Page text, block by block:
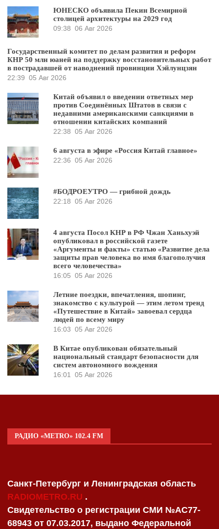
ЮНЕСКО объявила Пекин Всемирной
столицей архитектуры на 2029 год
09:38 06 Авг 2026
Государственный комитет по делам развития и реформ
КНР 50 млн юаней на поддержку восстановительных работ
в пострадавшей от наводнений провинции Хэйлунцзян
22:39 05 Авг 2026
Китай объявил о введении ответных мер
против Соединённых Штатов в связи с
недавними американскими санкциями в
отношении китайских компаний
22:38 05 Авг 2026
6 августа в эфире «Россия Китай главное»
22:36 05 Авг 2026
#БОДРОЕУТРО — грибной дождь
22:18 05 Авг 2026
4 августа Посол КНР в РФ Чжан Ханьхуэй
опубликовал в российской газете
«Аргументы и факты» статью «Развитие дела
защиты прав человека во имя благополучия
всего человечества»
16:05 05 Авг 2026
Летние поездки, впечатления, шопинг,
знакомство с культурой — этим летом тренд
«Путешествие в Китай» завоевал сердца
людей по всему миру
16:03 05 Авг 2026
В Китае опубликован обязательный
национальный стандарт безопасности для
систем автономного вождения
16:01
05 Авг 2026
РАДИО «METRO» 102.4 FM
Санкт-Петербург и Ленинградская область
RADIOMETRO.RU .
Свидетельство о регистрации СМИ №AC77-
68943 от 07.03.2017, выдано Федеральной